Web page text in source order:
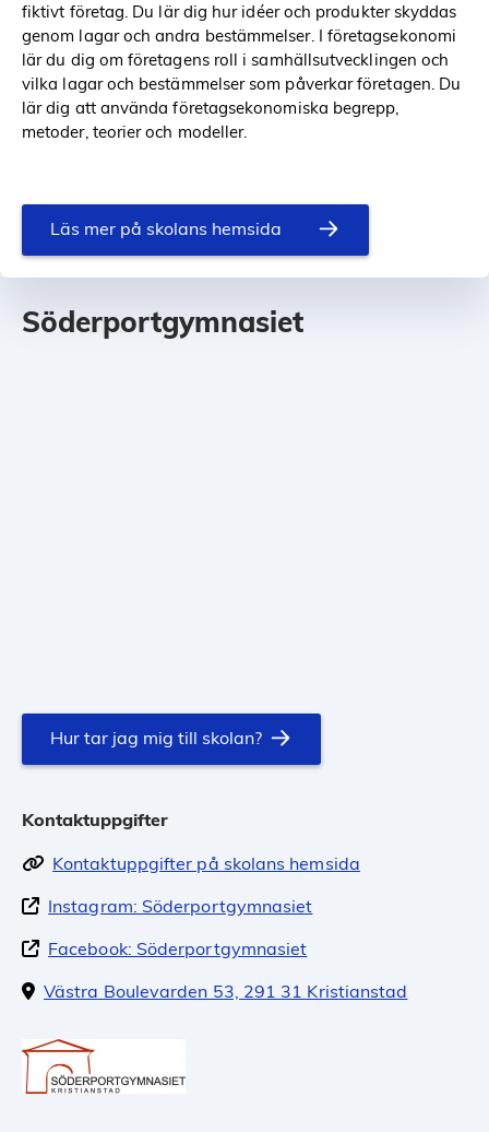
fiktivt företag. Du lär dig hur idéer och produkter skyddas
genom lagar och andra bestämmelser. I företagsekonomi
lär du dig om företagens roll i samhällsutvecklingen och
vilka lagar och bestämmelser som påverkar företagen. Du
lär dig att använda företagsekonomiska begrepp,
metoder, teorier och modeller.
Läs mer på skolans hemsida
Söderportgymnasiet
Hur tar jag mig till skolan?
Kontaktuppgifter
Kontaktuppgifter på skolans hemsida
Instagram: Söderportgymnasiet
Facebook: Söderportgymnasiet
Västra Boulevarden 53, 291 31 Kristianstad